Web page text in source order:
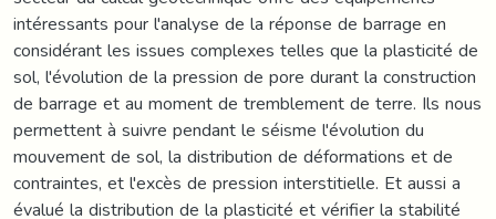
intéressants pour l'analyse de la réponse de barrage en
considérant les issues complexes telles que la plasticité de
sol, l'évolution de la pression de pore durant la construction
de barrage et au moment de tremblement de terre. Ils nous
permettent à suivre pendant le séisme l'évolution du
mouvement de sol, la distribution de déformations et de
contraintes, et l'excès de pression interstitielle. Et aussi a
évalué la distribution de la plasticité et vérifier la stabilité